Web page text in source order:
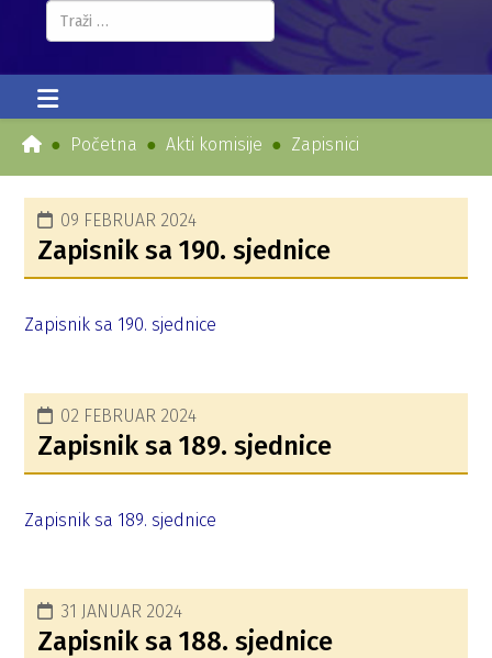
Pretraga...
Početna Akti komisije Zapisnici
09 FEBRUAR 2024
Zapisnik sa 190. sjednice
Zapisnik sa 190. sjednice
02 FEBRUAR 2024
Zapisnik sa 189. sjednice
Zapisnik sa 189. sjednice
31 JANUAR 2024
Zapisnik sa 188. sjednice